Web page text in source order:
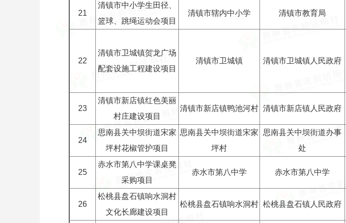
21
清镇市中小学生田径、
篮球、跳绳运动会项目
清镇市辖内中小学 清镇市教育局
22
清镇市卫城镇贺龙广场
配套设施工程建设项目
清镇市卫城镇 清镇市卫城镇人民政府
23
清镇市新店镇红色美丽
村庄建设项目
清镇市新店镇鸭池河村 清镇市新店镇人民政府
24
思南县关中坝街道宋家
坪村花椒管护项目
思南县关中坝街道宋家
坪村
思南县关中坝街道办事
处
25
赤水市第八中学课桌凳
采购项目
赤水市第八中学 赤水市第八中学
26
松桃县盘石镇响水洞村
文化长廊建设项目
松桃县盘石镇响水洞村 松桃县盘石镇人民政府